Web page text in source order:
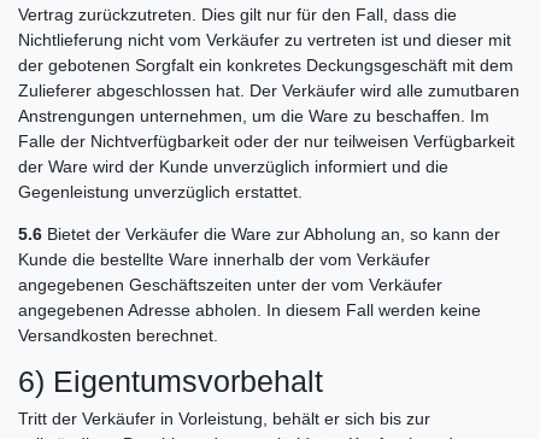
Vertrag zurückzutreten. Dies gilt nur für den Fall, dass die
Nichtlieferung nicht vom Verkäufer zu vertreten ist und dieser mit
der gebotenen Sorgfalt ein konkretes Deckungsgeschäft mit dem
Zulieferer abgeschlossen hat. Der Verkäufer wird alle zumutbaren
Anstrengungen unternehmen, um die Ware zu beschaffen. Im
Falle der Nichtverfügbarkeit oder der nur teilweisen Verfügbarkeit
der Ware wird der Kunde unverzüglich informiert und die
Gegenleistung unverzüglich erstattet.
5.6 Bietet der Verkäufer die Ware zur Abholung an, so kann der
Kunde die bestellte Ware innerhalb der vom Verkäufer
angegebenen Geschäftszeiten unter der vom Verkäufer
angegebenen Adresse abholen. In diesem Fall werden keine
Versandkosten berechnet.
6) Eigentumsvorbehalt
Tritt der Verkäufer in Vorleistung, behält er sich bis zur